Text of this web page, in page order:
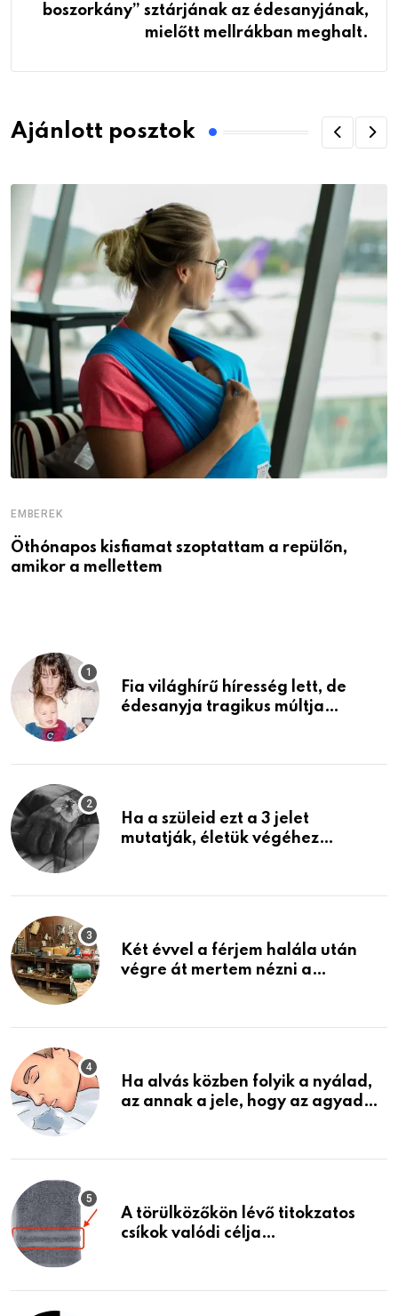
boszorkány” sztárjának az édesanyjának,
mielőtt mellrákban meghalt.
Ajánlott posztok
EMBEREK
Öthónapos kisfiamat szoptattam a repülőn,
amikor a mellettem
Fia világhírű híresség lett, de
édesanyja tragikus múltja
Ha a szüleid ezt a 3 jelet
mutatják, életük végéhez
Két évvel a férjem halála után
végre át mertem nézni a
életemet
Ha alvás közben folyik a nyálad,
az annak a jele, hogy az agyad…
A törülközőkön lévő titokzatos
csíkok valódi célja…